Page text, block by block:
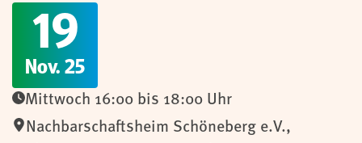
19
Nov. 25
Mittwoch 16:00 bis 18:00 Uhr
Nachbarschaftsheim Schöneberg e.V.,